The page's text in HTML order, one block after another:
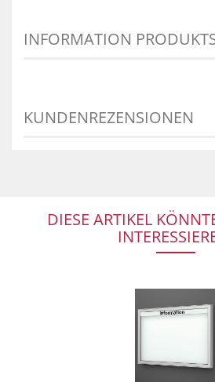
INFORMATION
KUNDENREZENSIONEN
DIESE ARTIKEL